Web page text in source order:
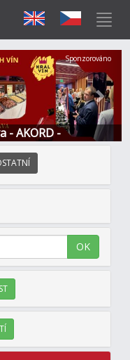
- AKORD -
Další
Sponzorováno
OK